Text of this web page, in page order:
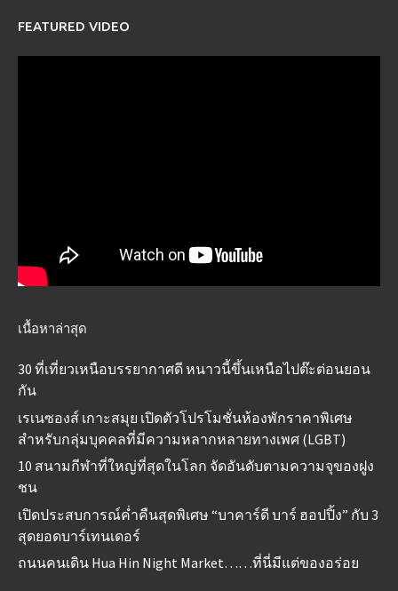
FEATURED VIDEO
เนื้อหาล่าสุด
30 ที่เที่ยวเหนือบรรยากาศดี หนาวนี้ขึ้นเหนือไปต๊ะต่อนยอน
กัน
เรเนซองส์ เกาะสมุย เปิดตัวโปรโมชั่นห้องพักราคาพิเศษ
สำหรับกลุ่มบุคคลที่มีความหลากหลายทางเพศ (LGBT)
10 สนามกีฬาที่ใหญ่ที่สุดในโลก จัดอันดับตามความจุของฝูง
ชน
เปิดประสบการณ์ค่ำคืนสุดพิเศษ “บาคาร์ดี บาร์ ฮอปปิ้ง” กับ 3
สุดยอดบาร์เทนเดอร์
ถนนคนเดิน Hua Hin Night Market……ที่นี่มีแต่ของอร่อย